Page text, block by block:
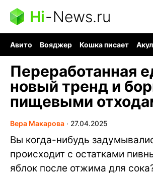
Hi-News.ru
Авито Вояджер Кошка писает
Переработанная
новый тренд и
пищевыми
Вера Макарова ∙ 27.04.2025
Вы когда-нибудь
происходит с остатками
яблок после отжима для